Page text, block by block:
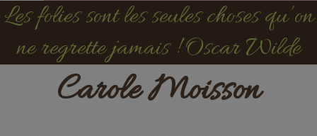
Les folies sont les seules choses qu’on
ne regrette jamais ! Oscar Wilde
Carole Moisson